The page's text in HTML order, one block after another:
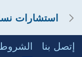
استشارات
إتصل بنا